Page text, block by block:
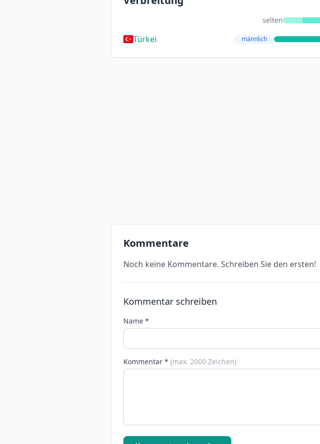
selten
Türkei männlich
Kommentare
Noch keine Kommentare. Schreiben Sie den ersten!
Kommentar schreiben
Name *
Kommentar * (max. 2000 Zeichen)